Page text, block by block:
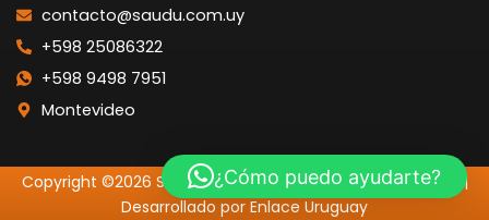
contacto@saudu.com.uy
+598 25086322
+598 9498 7951
Montevideo
Copyright ©2026 SAUDU | Todos los Derechos Reservados |
Desarrollado por Enlace Uruguay
¿Cómo puedo ayudarte?